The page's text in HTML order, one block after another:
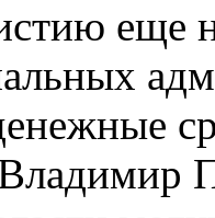
еще